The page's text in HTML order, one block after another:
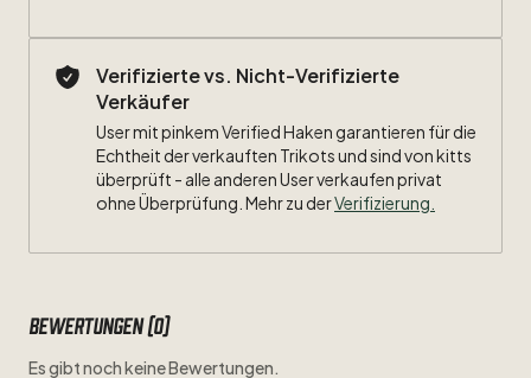
Verifizierte vs. Nicht-Verifizierte
Verkäufer
User mit pinkem Verified Haken garantieren für die
Echtheit der verkauften Trikots und sind von kitts
überprüft - alle anderen User verkaufen privat
ohne Überprüfung. Mehr zu derVerifizierung.
Bewertungen (0)
Es gibt noch keine Bewertungen.